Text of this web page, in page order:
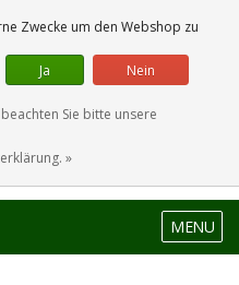
0 Artikel
MENU
Zwecke um den Webshop zu
Ja Nein
Sie bitte unsere
»